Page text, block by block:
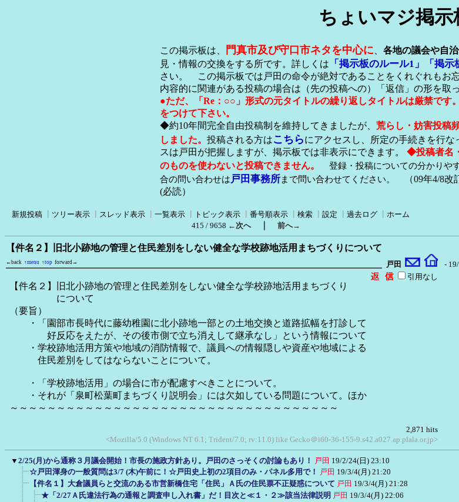
ちょいマジ掲示
この掲示板は、 門真市及び守口市ネタを中心に、 各地の議会や自
見・情報の交換をする所です。詳しくは
「掲示板のルール1」 「掲示
さい。 この掲示板では戸田の命令が絶対であることをくれぐれもお忘
内容的に関連がある投稿の場合は（先の投稿への）「返信」の形を取
●ただ、「Re：○○」形式の元タイトルの繰り返しタイトルは厳禁です
をつけて下さい。
◆約10年間完全自由投稿制を維持してきましたが、 荒らし・妨害投稿
しました。 投稿される方はこちらにアクセスし、所定の手続きを行
スは戸田が把握しますが、掲示板では非表示にできます。 ◆投稿者名
のものを使わないと投稿できません。
登録・投稿についての分かりや
合の問い合わせは戸田事務所まで問い合わせてください。 （09年4/8
(必読）
新規投稿 ツリー表示 スレッド表示 一覧表示 トピック表示 番号順表示 検索 設定 過去ログ
ホーム
415 / 9658 ←次へ｜ 前へ→
【件名２】旧北小跡地の管理と住民差別をしない健全な学校跡地活用まちづくりについて
←back ↑menu ↑top forward→ 戸田 -
【件名２】旧北小跡地の管理と住民差別をしない健全な学校跡地活用まちづくり
について
（要旨）
・「園部市長時代に藤幼稚園に北小跡地一部との土地交換と道路拡幅を打診して
好反応をえたが、その後市側で立ち消えして継承なし」という情報について
・学校跡地活用方策や地域の消防情報で、議員への情報隠しや資産や地域による
住民差別をしてはならないことについて。
・「学校跡地活用」の場合に市が配慮すべきことについて。
・それが「泉町松葉町まちづくり説明会」には欠如している問題について。ほか
～～～～～～～～～～～～～～～～～～～～～～～～～～～～～～～～～～～
引用なし
2,871 hits
<Mozilla/5.0 (Windows NT 6.1; Trident/7.0; rv:11.0) like Gecko＠i60-36-155-9.s42.a027.ap.plala.or.jp>
▼ 2/25(月)から通称３月議会開始！市長の施政方針あり。戸田のさっそくの討論もあり！ 戸田 19/2/24(日) 23:10
☆戸田渾身の一般質問は3/7 (木)午前に！☆戸田史上初の2項目のみ・パネル多用で！
戸田 19/3/4(月) 21:20
【件名１】大倉議員らと交流のある市営新橋住宅「住民」Ａ氏の住民票不正疑惑について 戸田 19/3/4(月) 21:28
★「2/27Ａ氏違法行為の通報と調査申し入れ書」だ！目次と≪１・２≫該当法律説明 戸田 19/3/4(月) 22:06